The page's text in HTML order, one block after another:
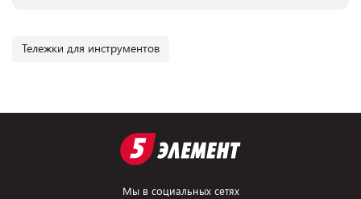
Тележки для инструментов
Мы в социальных сетях